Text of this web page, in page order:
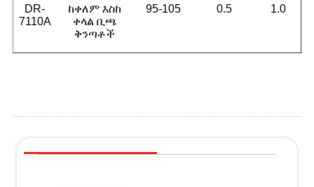
DR-
7110A
ከቀለም እስከ
ቀላል ቢጫ
ቅንጣቶች
95-105 0.5 1.0